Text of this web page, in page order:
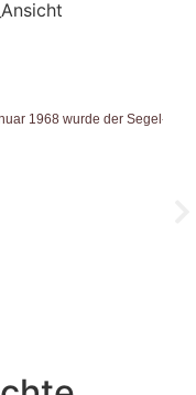
1968 wurde der Segel-